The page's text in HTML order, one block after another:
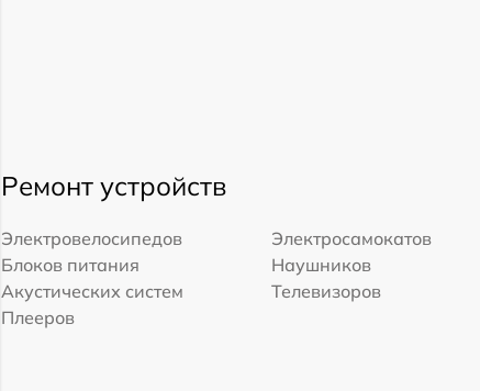
Ремонт устройств
Электровелосипедов Электросамокатов
Блоков питания
Наушников
Акустических систем
Телевизоров
Плееров